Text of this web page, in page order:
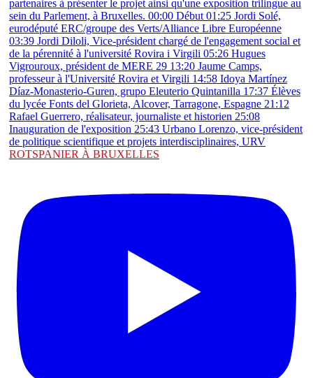
ROTSPANIER À BRUXELLES